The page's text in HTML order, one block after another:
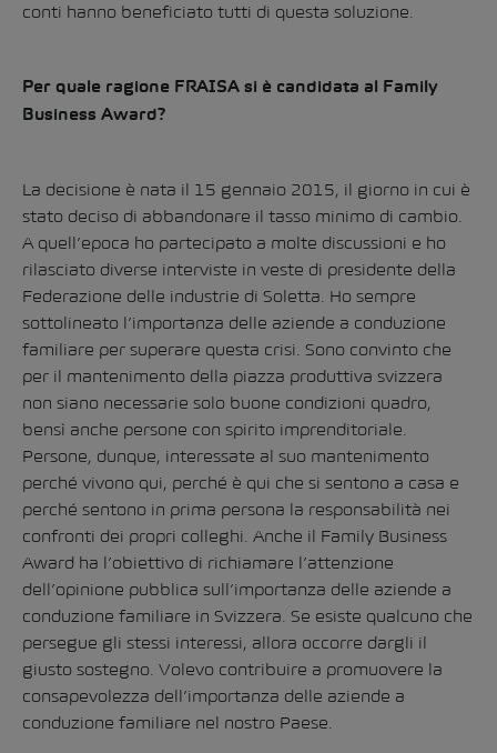
conti hanno beneficiato tutti di questa soluzione.
Per quale ragione FRAISA si è candidata al Family
Business Award?
La decisione è nata il 15 gennaio 2015, il giorno in cui è
stato deciso di abbandonare il tasso minimo di cambio.
A quell’epoca ho partecipato a molte discussioni e ho
rilasciato diverse interviste in veste di presidente della
Federazione delle industrie di Soletta. Ho sempre
sottolineato l’importanza delle aziende a conduzione
familiare per superare questa crisi. Sono convinto che
per il mantenimento della piazza produttiva svizzera
non siano necessarie solo buone condizioni quadro,
bensì anche persone con spirito imprenditoriale.
Persone, dunque, interessate al suo mantenimento
perché vivono qui, perché è qui che si sentono a casa e
perché sentono in prima persona la responsabilità nei
confronti dei propri colleghi. Anche il Family Business
Award ha l’obiettivo di richiamare l’attenzione
dell’opinione pubblica sull’importanza delle aziende a
conduzione familiare in Svizzera. Se esiste qualcuno che
persegue gli stessi interessi, allora occorre dargli il
giusto sostegno. Volevo contribuire a promuovere la
consapevolezza dell’importanza delle aziende a
conduzione familiare nel nostro Paese.